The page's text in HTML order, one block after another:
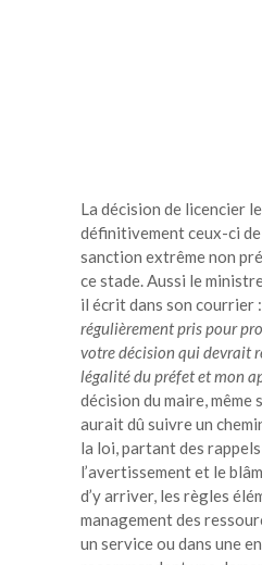
La décision de licencier
définitivement ceux-ci
sanction extrême non
ce stade. Aussi le
il écrit dans son courrier :
régulièrement pris pour
votre décision qui devrait
légalité du préfet et mon
décision du maire, même
aurait dû suivre un
la loi, partant des
l’avertissement et le
d’y arriver, les règles
management des
un service ou dans une